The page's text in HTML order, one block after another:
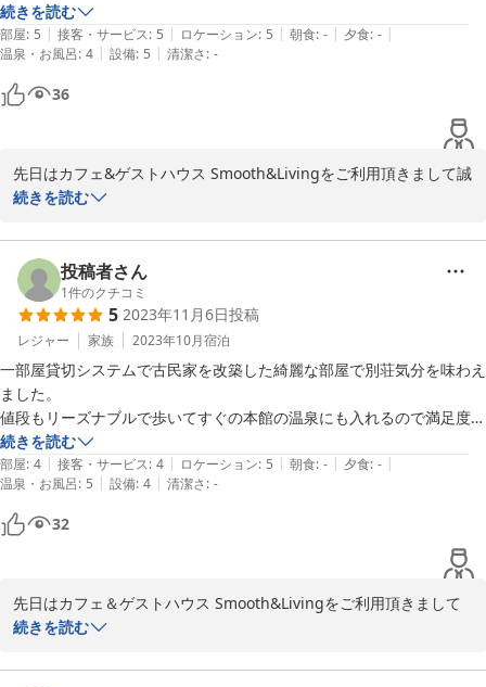
旅宿 上松やの源泉かけ流しの温泉も最高で仕事の疲れも取れました。
また出張で来るときは利用したいと思います。
続きを読む
部屋: 5 | 接客・サービス: 5 | ロケーション: 5 | 朝食: - | 夕食: - |
温泉・お風呂: 4 | 設備: 5 | 清潔さ: -
36
先日はカフェ&ゲストハウス Smooth&Livingをご利用頂きまして誠
に有難うございました。
お泊りをご提供しております。
観光だけでなく、お仕事の関係で別所温泉へお泊り頂く方も多くい
らっしゃいます。
歩いて1,2分の距離にある「旅宿 上松や」で温泉もご利用頂けま
す。タオルは有料となりますが貸出もしております。
また別所温泉へお越しになる機会がございましたら、ぜひ当施設を
ご検討頂ければ幸いです。
またのお越しを心よりお待ち申し上げております。
2023-11-27
続きを読む
投稿者さん
1件のクチコミ
5 2023年11月6日投稿
レジャー 家族 2023年10月宿泊
一部屋貸切システムで古民家を改築した綺麗な部屋で別荘気分を味わえ
ました。
値段もリーズナブルで歩いてすぐの本館の温泉にも入れるので満足度最
高です。
温泉から出た所の休憩所にある味噌スープも絶品でした。
また機会があれば次も利用したいと思う宿でした。
続きを読む
部屋: 4 | 接客・サービス: 4 | ロケーション: 5 | 朝食: - | 夕食: - |
温泉・お風呂: 5 | 設備: 4 | 清潔さ: -
32
先日はカフェ＆ゲストハウス Smooth&Livingをご利用頂きまして
誠に有難うございました。
品類のご用意のため安価な素泊まりのお部屋をご提供可能としてお
続きを読む